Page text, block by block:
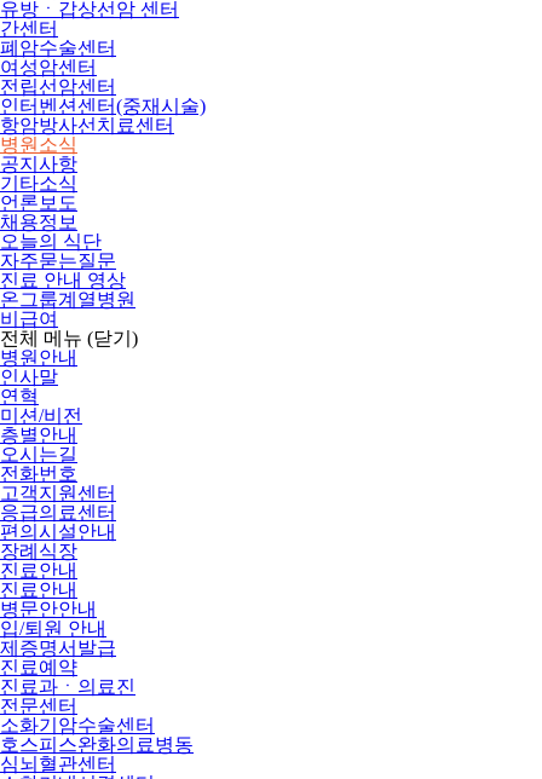
유방ㆍ갑상선암 센터
간센터
폐암수술센터
여성암센터
전립선암센터
인터벤션센터(중재시술)
항암방사선치료센터
병원소식
공지사항
기타소식
언론보도
채용정보
오늘의 식단
자주묻는질문
진료 안내 영상
온그룹계열병원
비급여
전체 메뉴 (닫기)
병원안내
인사말
연혁
미션/비전
층별안내
오시는길
전화번호
고객지원센터
응급의료센터
편의시설안내
장례식장
진료안내
진료안내
병문안안내
입/퇴원 안내
제증명서발급
진료예약
진료과ㆍ의료진
전문센터
소화기암수술센터
호스피스완화의료병동
심뇌혈관센터